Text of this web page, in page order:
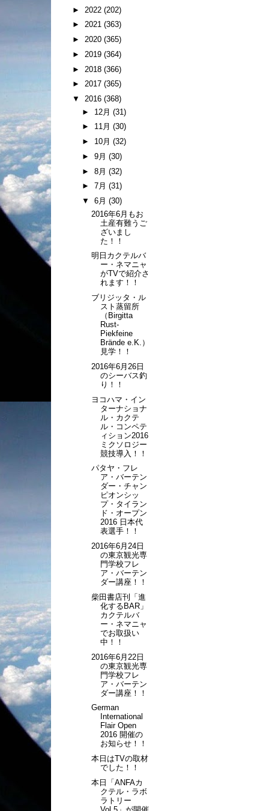
► 2022 (202)
► 2021 (363)
► 2020 (365)
► 2019 (364)
► 2018 (366)
► 2017 (365)
▼ 2016 (368)
► 12月 (31)
► 11月 (30)
► 10月 (32)
► 9月 (30)
► 8月 (32)
► 7月 (31)
▼ 6月 (30)
2016年6月もお
土産有難うご
ざいまし
た！！
明日カクテルバ
ー・ネマニャ
がTVで紹介さ
れます！！
ブリジッタ・ル
スト蒸留所
（Birgitta
Rust-
Piekfeine
Brände e.K.）
見学！！
2016年6月26日
のシーバス釣
り！！
ヨコハマ・イン
ターナショナ
ル・カクテ
ル・コンペテ
ィション2016
ミクソロジー
競技導入！！
パタヤ・フレ
ア・バーテン
ダー・チャン
ピオンシッ
プ・タイラン
ド・オープン
2016 日本代
表選手！！
2016年6月24日
の東京観光専
門学校フレ
ア・バーテン
ダー講座！！
柴田書店刊「進
化するBAR」
カクテルバ
ー・ネマニャ
でお取扱い
中！！
2016年6月22日
の東京観光専
門学校フレ
ア・バーテン
ダー講座！！
German
International
Flair Open
2016 開催の
お知らせ！！
本日はTVの取材
でした！！
本日「ANFAカ
クテル・ラボ
ラトリー